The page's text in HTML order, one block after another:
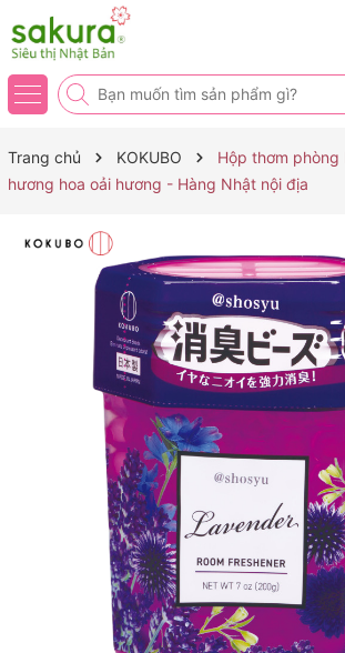
Trang chủ KOKUBO
Hộp thơm phòng
hương hoa oải hương - Hàng Nhật nội địa